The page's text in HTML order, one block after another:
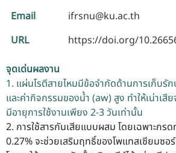
Email
ifrsnu@ku.ac.th
URL
https://doi.org/
จุดเด่นผลงาน
1. แผ่นโรตีสายไหมมีข้อจำกัดด้านการเก็บรั
และค่ากิจกรรมของน้ำ (aw) สูง ทำให้เน่าเสี
มีอายุการใช้งานเพียง 2-3 วันเท่านั้น
2. การใช้สารกันเสียแบบผสม โดยเฉพาะกร
0.27% จะช่วยเสริมฤทธิ์ของโพแทสเซียมซอ